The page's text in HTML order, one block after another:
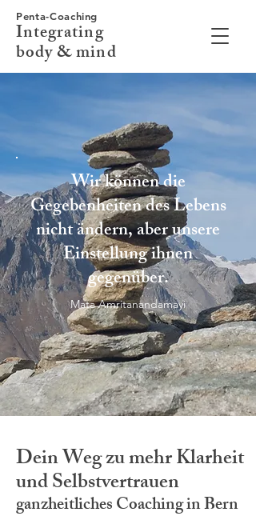
Penta-Coaching
Integrating
body & mind
Wir können die
Gegebenheiten des Lebens
nicht ändern, aber unsere
Einstellung ihnen
gegenüber.
Mata Amritanandamayi
Dein Weg zu mehr Klarheit
und Selbstvertrauen
ganzheitliches Coaching in Bern